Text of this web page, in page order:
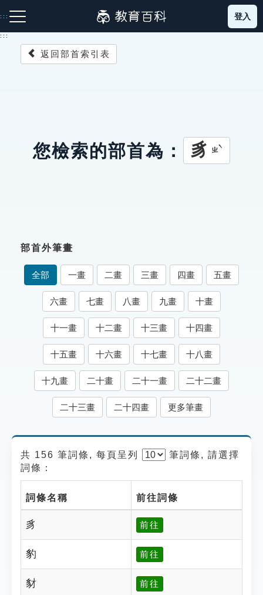
到
主
:::
成語故事
索引選單
知識索引
單字索引
生命大百科索引
遊戲專區
貓頭鷹博士
登入
:::
返回部首索引表
您檢索的部首為： 豸 ㄓˋ
部首外筆畫
全部 一畫 二畫 三畫 四畫 五畫
六畫 七畫 八畫 九畫 十畫
十一畫 十二畫 十三畫 十四畫
十五畫 十六畫 十七畫 十八畫
十九畫 二十畫 二十一畫 二十二畫
二十三畫 二十四畫 更多筆畫
共 156 筆詞條, 每頁呈列 筆詞條, 請選擇
詞條：
詞條名稱 前往詞條
豸 前往
豹 前往
豺 前往